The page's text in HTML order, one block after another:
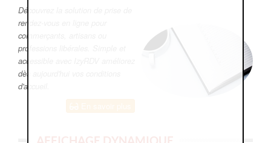
Découvrez la solution de prise de
rendez-vous en ligne pour
commerçants, artisans ou
professions libérales. Simple et
accessible avec IzyRDV améliorez
dès aujourd'hui vos conditions
d'accueil.